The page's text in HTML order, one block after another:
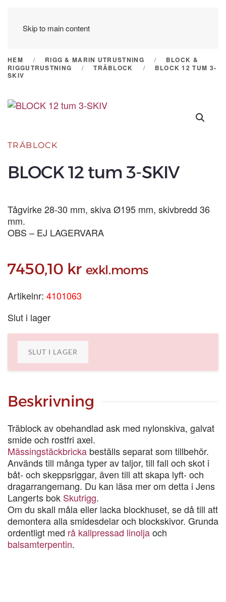
Skip to main content
HEM RIGG & MARIN UTRUSTNING
BLOCK &
RIGGUTRUSTNING
TRÄBLOCK
BLOCK 12 TUM 3-
SKIV
TRÄBLOCK
BLOCK 12 tum 3-SKIV
Tågvirke 28-30 mm, skiva Ø195 mm, skivbredd 36
mm.
OBS – EJ LAGERVARA
7450,10 kr exkl.moms
Artikelnr: 4101063
Slut i lager
SLUT I LAGER
Beskrivning
Träblock av obehandlad ask med nylonskiva, galvat
smide och rostfri axel.
Mässingstäckbricka beställs separat som tillbehör.
Används till många typer av taljor, till fall och skot i
båt- och skeppsriggar, även till att skapa lyft- och
dragarrangemang. Du kan läsa mer om detta i Jens
Langerts bok Skutrigg.
Om du skall måla eller lacka blockhuset, se då till att
demontera alla smidesdelar och blockskivor. Grunda
ordentligt med rå kallpressad linoljaoch
balsamterpentin.